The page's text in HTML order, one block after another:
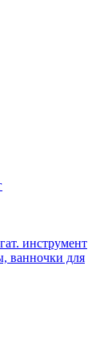
инструмент
ванночки для